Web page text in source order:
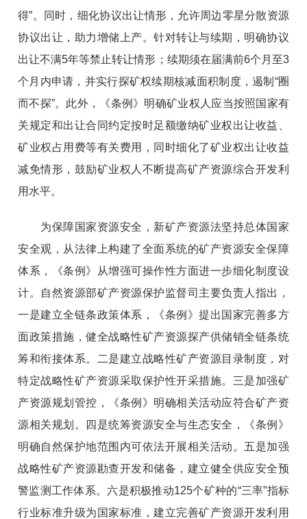
得”。同时，细化协议出让情形，允许周边零星分散资源
协议出让，助力增储上产。针对转让与续期，明确协议
出让不满5年等禁止转让情形；续期须在届满前6个月至3
个月内申请，并实行探矿权续期核减面积制度，遏制“圈
而不探”。此外，《条例》明确矿业权人应当按照国家有
关规定和出让合同约定按时足额缴纳矿业权出让收益、
矿业权占用费等有关费用，同时细化了矿业权出让收益
减免情形，鼓励矿业权人不断提高矿产资源综合开发利
用水平。
为保障国家资源安全，新矿产资源法坚持总体国家
安全观，从法律上构建了全面系统的矿产资源安全保障
体系，《条例》从增强可操作性方面进一步细化制度设
计。自然资源部矿产资源保护监督司主要负责人指出，
一是建立全链条政策体系，《条例》提出国家完善多方
面政策措施，健全战略性矿产资源探产供储销全链条统
筹和衔接体系。二是建立战略性矿产资源目录制度，对
特定战略性矿产资源采取保护性开采措施。三是加强矿
产资源规划管控，《条例》明确相关活动应符合矿产资
源相关规划。四是统筹资源安全与生态安全，《条例》
明确自然保护地范围内可依法开展相关活动。五是加强
战略性矿产资源勘查开发和储备，建立健全供应安全预
警监测工作体系。六是积极推动125个矿种的“三率”指标
行业标准升级为国家标准，建立完善矿产资源开发利用